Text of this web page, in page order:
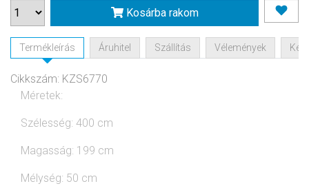
Kosárba rakom
Termékleírás Áruhitel Szállítás Vélemények
Cikkszám: KZS6770
Méretek:
Szélesség: 400 cm
Magasság: 199 cm
Mélység: 50 cm